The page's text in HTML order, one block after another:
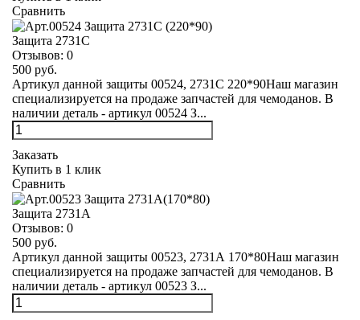
Сравнить
Защита 2731С
Отзывов: 0
500 руб.
Артикул данной защиты 00524, 2731С 220*90Наш магазин
специализируется на продаже запчастей для чемоданов. В
наличии деталь - артикул 00524 З...
Заказать
Купить в 1 клик
Сравнить
Защита 2731А
Отзывов: 0
500 руб.
Артикул данной защиты 00523, 2731А 170*80Наш магазин
специализируется на продаже запчастей для чемоданов. В
наличии деталь - артикул 00523 З...